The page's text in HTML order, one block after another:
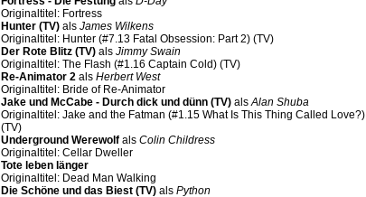
Originaltitel: Fortress
Hunter (TV) als James Wilkens
Originaltitel: Hunter (#7.13 Fatal Obsession: Part 2) (TV)
Der Rote Blitz (TV) als Jimmy Swain
Originaltitel: The Flash (#1.16 Captain Cold) (TV)
Re-Animator 2 als Herbert West
Originaltitel: Bride of Re-Animator
Jake und McCabe - Durch dick und dünn (TV) alsAlan Shuba
Originaltitel: Jake and the Fatman (#1.15 What Is This Thing Called Love?)
(TV)
Underground Werewolf als Colin Childress
Originaltitel: Cellar Dweller
Tote leben länger
Originaltitel: Dead Man Walking
Die Schöne und das Biest (TV) als Python